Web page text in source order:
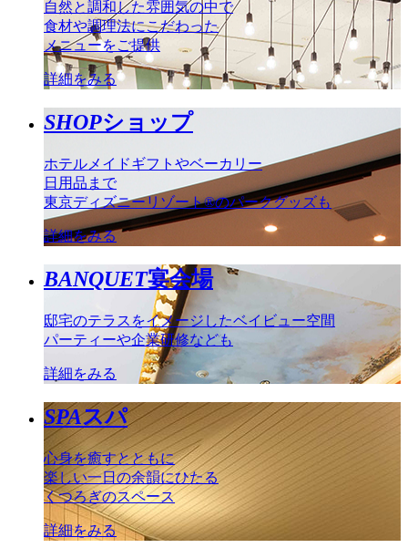
自然と調和した雰囲気の中で
食材や調理法にこだわった
メニューをご提供
詳細をみる
SHOPショップ
ホテルメイドギフトやベーカリー
日用品まで
東京ディズニーリゾート®のパークグッズも
詳細をみる
BANQUET宴会場
邸宅のテラスをイメージしたベイビュー空間
パーティーや企業研修なども
詳細をみる
SPAスパ
心身を癒すとともに
楽しい一日の余韻にひたる
くつろぎのスペース
詳細をみる